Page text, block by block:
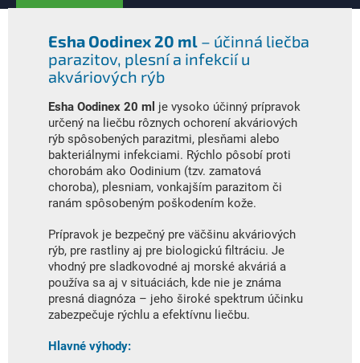
Esha Oodinex 20 ml – účinná liečba
parazitov, plesní a infekcií u
akváriových rýb
Esha Oodinex 20 ml je vysoko účinný prípravok
určený na liečbu rôznych ochorení akváriových
rýb spôsobených parazitmi, plesňami alebo
bakteriálnymi infekciami. Rýchlo pôsobí proti
chorobám ako Oodinium (tzv. zamatová
choroba), plesniam, vonkajším parazitom či
ranám spôsobeným poškodením kože.
Prípravok je bezpečný pre väčšinu akváriových
rýb, pre rastliny aj pre biologickú filtráciu. Je
vhodný pre sladkovodné aj morské akváriá a
používa sa aj v situáciách, kde nie je známa
presná diagnóza – jeho široké spektrum účinku
zabezpečuje rýchlu a efektívnu liečbu.
Hlavné výhody: